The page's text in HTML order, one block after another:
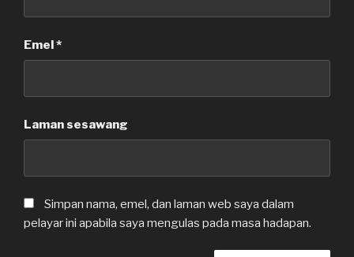
Emel*
Laman sesawang
Simpan nama, emel, dan laman web saya dalam
pelayar ini apabila saya mengulas pada masa hadapan.